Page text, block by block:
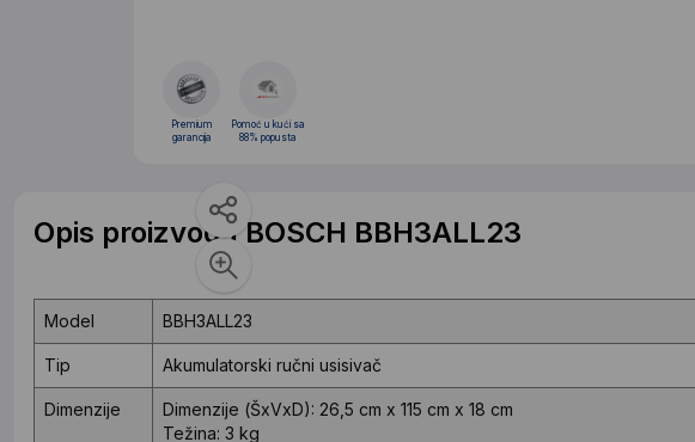
Premium
garancija
Pomoć u kući sa
88% popusta
Opis proizvoda BOSCH BBH3ALL23
Model BBH3ALL23
Tip Akumulatorski ručni usisivač
Dimenzije
Dimenzije (ŠxVxD): 26,5 cm x 115 cm x 18 cm
Težina: 3 kg